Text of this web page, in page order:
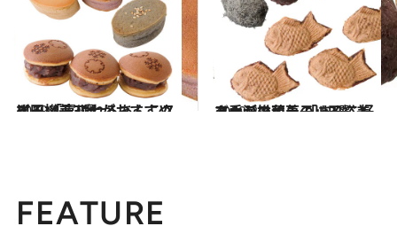
2019.3.3
川田裕美アナがおすすめする 「喜ばれるあんこスイーツ」3選
グルメ 2019.3.4
あんこフェチの川田裕美アナが推薦！ 「あんこ好き垂涎の和菓子」3選
グルメ
FEATURE